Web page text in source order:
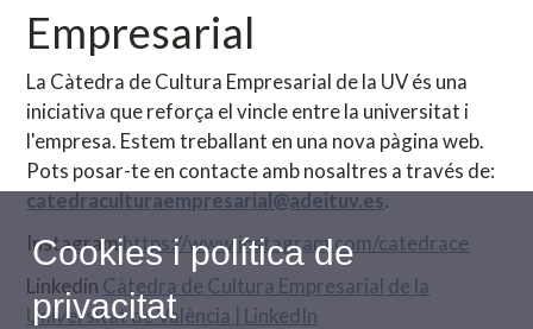
Empresarial
La Càtedra de Cultura Empresarial de la UV és una
iniciativa que reforça el vincle entre la universitat i
l'empresa. Estem treballant en una nova pàgina web.
Pots posar-te en contacte amb nosaltres a través de:
catedraculturaempresarial@adeituv.es.
Instagramhttps://www.instagram.com/catedrace
Linkedin Càtedra de Cultura Empresarial de la
Universitat de València | LinkedIn
Cookies i política de
privacitat